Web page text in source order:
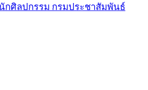
กศิลปกรรม กรมประชาสัมพันธ์